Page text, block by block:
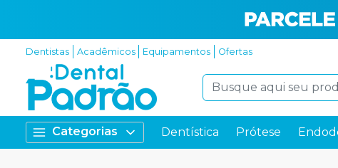
Dentistas Acadêmicos Equipamentos Ofertas
Categorias Dentística Prótese